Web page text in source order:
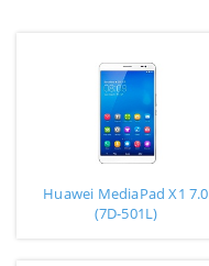
Huawei MediaPad X1 7.0
(7D-501L)